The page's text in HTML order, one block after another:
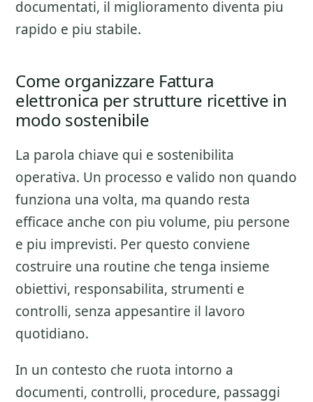
documentati, il miglioramento diventa piu
rapido e piu stabile.
Come organizzare Fattura
elettronica per strutture ricettive in
modo sostenibile
La parola chiave qui e sostenibilita
operativa. Un processo e valido non quando
funziona una volta, ma quando resta
efficace anche con piu volume, piu persone
e piu imprevisti. Per questo conviene
costruire una routine che tenga insieme
obiettivi, responsabilita, strumenti e
controlli, senza appesantire il lavoro
quotidiano.
In un contesto che ruota intorno a
documenti, controlli, procedure, passaggi